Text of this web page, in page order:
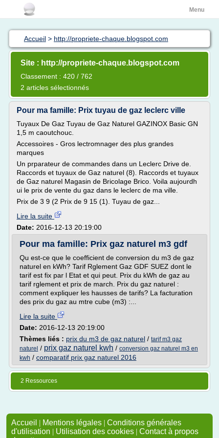
Menu
Accueil > http://propriete-chaque.blogspot.com
Site : http://propriete-chaque.blogspot.com
Classement : 420 / 762
2 articles sélectionnés
Pour ma famille: Prix tuyau de gaz leclerc ville
Tuyaux De Gaz Tuyau de Gaz Naturel GAZINOX Basic GN
1,5 m caoutchouc.
Accessoires - Gros lectromnager des plus grandes
marques
Un prparateur de commandes dans un Leclerc Drive de.
Raccords et tuyaux de Gaz naturel (8). Raccords et tuyaux
de Gaz naturel Magasin de Bricolage Brico. Voila aujourdh
ui le prix de vente du gaz dans le leclerc de ma ville.
Prix de 3 9 (2 Prix de 9 15 (1). Tuyau de gaz...
Lire la suite
Date: 2016-12-13 20:19:00
Pour ma famille: Prix gaz naturel m3 gdf
Qu est-ce que le coefficient de conversion du m3 de gaz
naturel en kWh? Tarif Rglement Gaz GDF SUEZ dont le
tarif est fix par l Etat et qui peut. Prix du kWh de gaz au
tarif rglement et prix de march. Prix du gaz naturel :
comment expliquer les hausses de tarifs? La facturation
des prix du gaz au mtre cube (m3) :...
Lire la suite
Date: 2016-12-13 20:19:00
Thèmes liés : prix du m3 de gaz naturel / tarif m3 gaz
naturel / prix gaz naturel kwh / conversion gaz naturel m3 en
kwh / comparatif prix gaz naturel 2016
2 Ressources
Accueil | Mentions légales | Conditions générales
d'utilisation | Utilisation des cookies | Contact à propos